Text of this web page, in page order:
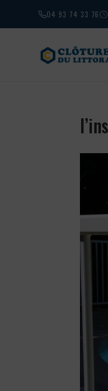
04 93 74 33 76